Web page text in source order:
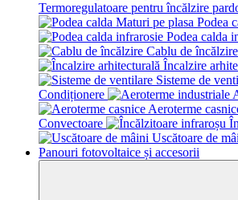
Termoregulatoare pentru încălzire
Podea
Podea calda
Cablu de încălzire
Încalzire
Sisteme de
Condiționere
Aeroterme
Convectoare
Uscătoare de
Panouri fotovoltaice și accesorii